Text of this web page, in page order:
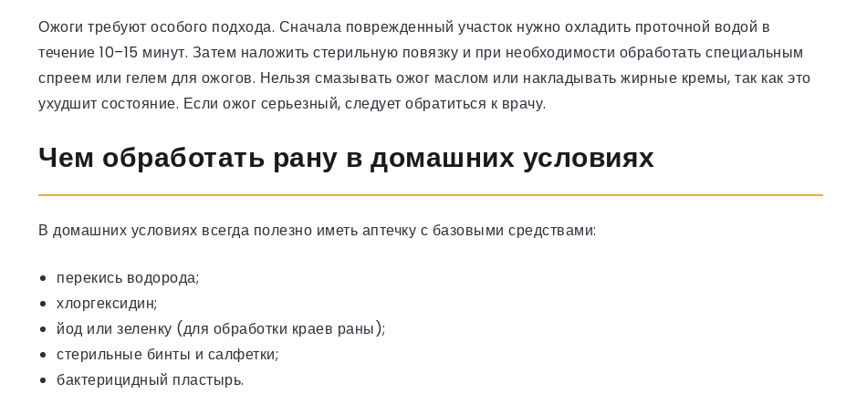
Ожоги требуют особого подхода. Сначала поврежденный участок нужно охладить проточной водой в
течение 10–15 минут. Затем наложить стерильную повязку и при необходимости обработать специальным
спреем или гелем для ожогов. Нельзя смазывать ожог маслом или накладывать жирные кремы, так как это
ухудшит состояние. Если ожог серьезный, следует обратиться к врачу.
Чем обработать рану в домашних условиях
В домашних условиях всегда полезно иметь аптечку с базовыми средствами:
перекись водорода;
хлоргексидин;
йод или зеленку (для обработки краев раны);
стерильные бинты и салфетки;
бактерицидный пластырь.